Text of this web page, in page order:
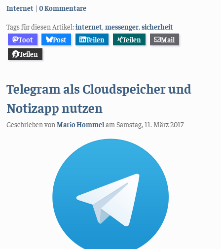
Kategorien:
Internet 0 Kommentare
Tags für diesen Artikel:internet,messenger,sicherheit
Toot
Post Teilen Teilen
Mail
Teilen
Telegram als Cloudspeicher und
Notizapp nutzen
Geschrieben vonMario HommelamSamstag, 11. März 2017